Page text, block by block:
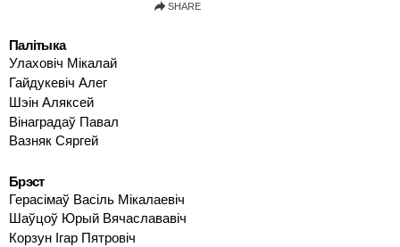
Палітыка
Улаховіч Мікалай
Гайдукевіч Алег
Шэін Аляксей
Вінаградаў Павал
Вазняк Сяргей
Брэст
Герасімаў Васіль Мікалаевіч
Шаўцоў Юрый Вячаслававіч
Корзун Ігар Пятровіч